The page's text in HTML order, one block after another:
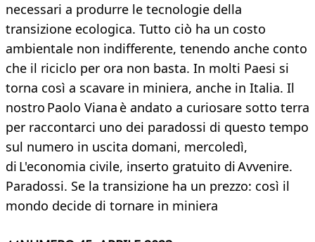
necessari a produrre le tecnologie della
transizione ecologica. Tutto ciò ha un costo
ambientale non indifferente, tenendo anche conto
che il riciclo per ora non basta. In molti Paesi si
torna così a scavare in miniera, anche in Italia. Il
nostro Paolo Viana è andato a curiosare sotto terra
per raccontarci uno dei paradossi di questo tempo
sul numero in uscita domani, mercoledì,
di L'economia civile, inserto gratuito di Avvenire.
Paradossi. Se la transizione ha un prezzo: così il
mondo decide di tornare in miniera